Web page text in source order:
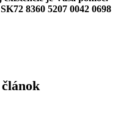
8360 5207 0042 0698